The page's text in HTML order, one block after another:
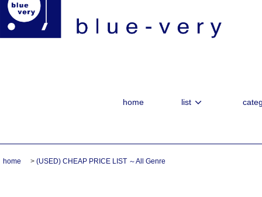
home list
home > (USED) CHEAP PRICE LIST ～All Genre